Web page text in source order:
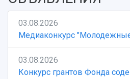
03.08.2026
Медиаконкурс
03.08.2026
Конкурс грантов Фонда